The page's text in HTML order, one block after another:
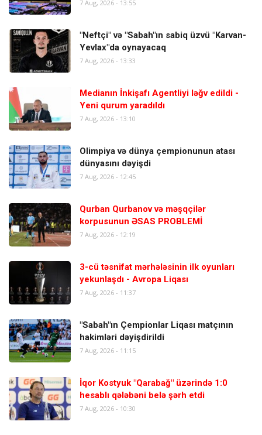
7 Aug, 2026 - 13:55
"Neftçi" və "Sabah"ın sabiq üzvü "Karvan-
Yevlax"da oynayacaq
7 Aug, 2026 - 13:33
Medianın İnkişafı Agentliyi ləğv edildi -
Yeni qurum yaradıldı
7 Aug, 2026 - 13:10
Olimpiya və dünya çempionunun atası
dünyasını dəyişdi
7 Aug, 2026 - 12:45
Qurban Qurbanov və məşqçilər
korpusunun ƏSAS PROBLEMİ
7 Aug, 2026 - 12:19
3-cü təsnifat mərhələsinin ilk oyunları
yekunlaşdı - Avropa Liqası
7 Aug, 2026 - 11:37
"Sabah"ın Çempionlar Liqası matçının
hakimləri dəyişdirildi
7 Aug, 2026 - 11:15
İqor Kostyuk "Qarabağ" üzərində 1:0
hesablı qələbəni belə şərh etdi
7 Aug, 2026 - 10:30